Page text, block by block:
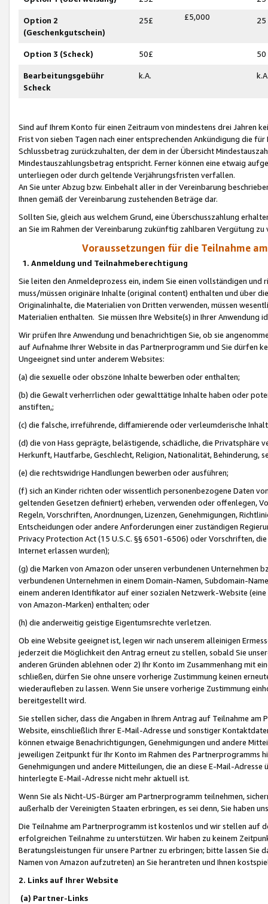
Option 2
(Geschenkgutschein)
25£ £5,000 25
Option 3 (Scheck) 50£ 50
Bearbeitungsgebühr
Scheck
k.A.
Sind auf Ihrem Konto für einen Zeitraum von mindestens drei Jahren
Frist von sieben Tagen nach einer entsprechenden Ankündigung die
Schlussbetrag zurückzuhalten, der dem in der Übersicht
Mindestauszahlungsbetrag entspricht. Ferner können eine etwaig
unterliegen oder durch geltende Verjährungsfristen verfallen.
An Sie unter Abzug bzw. Einbehalt aller in der Vereinbarung
Ihnen gemäß der Vereinbarung zustehenden Beträge dar.
Sollten Sie, gleich aus welchem Grund, eine Überschusszahlung
an Sie im Rahmen der Vereinbarung zukünftig zahlbaren Vergütung zu
Voraussetzungen für die Teilnahme
1. Anmeldung und Teilnahmeberechtigung
Sie leiten den Anmeldeprozess ein, indem Sie einen vollständigen
muss/müssen originäre Inhalte (original content) enthalten und über
Originalinhalte, die Materialien von Dritten verwenden, müssen
Materialien enthalten. Sie müssen Ihre Website(s) in Ihrer Anwendung
Wir prüfen Ihre Anwendung und benachrichtigen Sie, ob sie
auf Aufnahme Ihrer Website in das Partnerprogramm und Sie dürfen
Ungeeignet sind unter anderem Websites:
(a) die sexuelle oder obszöne Inhalte bewerben oder enthalten;
(b) die Gewalt verherrlichen oder gewalttätige Inhalte haben oder
anstiften,;
(c) die falsche, irreführende, diffamierende oder verleumderische
(d) die von Hass geprägte, belästigende, schädliche, die Privatsphäre
Herkunft, Hautfarbe, Geschlecht, Religion, Nationalität, Behinderung,
(e) die rechtswidrige Handlungen bewerben oder ausführen;
(f) sich an Kinder richten oder wissentlich personenbezogene Daten
geltenden Gesetzen definiert) erheben, verwenden oder offenlegen,
Regeln, Vorschriften, Anordnungen, Lizenzen, Genehmigungen,
Entscheidungen oder andere Anforderungen einer zuständigen
Privacy Protection Act (15 U.S.C. §§ 6501-6506) oder Vorschriften,
Internet erlassen wurden);
(g) die Marken von Amazon oder unseren verbundenen Unternehmen
verbundenen Unternehmen in einem Domain-Namen, Subdomain-
einem anderen Identifikator auf einer sozialen Netzwerk-Website
von Amazon-Marken) enthalten; oder
(h) die anderweitig geistige Eigentumsrechte verletzen.
Ob eine Website geeignet ist, legen wir nach unserem alleinigen
jederzeit die Möglichkeit den Antrag erneut zu stellen, sobald Sie
anderen Gründen ablehnen oder 2) Ihr Konto im Zusammenhang mit
schließen, dürfen Sie ohne unsere vorherige Zustimmung keinen
wiederaufleben zu lassen. Wenn Sie unsere vorherige Zustimmung
bereitgestellt wird.
Sie stellen sicher, dass die Angaben in Ihrem Antrag auf Teilnahme
Website, einschließlich Ihrer E-Mail-Adresse und sonstiger
können etwaige Benachrichtigungen, Genehmigungen und andere
jeweiligen Zeitpunkt für Ihr Konto im Rahmen des Partnerprogramms
Genehmigungen und andere Mitteilungen, die an diese E-Mail-
hinterlegte E-Mail-Adresse nicht mehr aktuell ist.
Wenn Sie als Nicht-US-Bürger am Partnerprogramm teilnehmen,
außerhalb der Vereinigten Staaten erbringen, es sei denn, Sie haben
Die Teilnahme am Partnerprogramm ist kostenlos und wir stellen auf
erfolgreichen Teilnahme zu unterstützen. Wir haben zu keinem
Beratungsleistungen für unsere Partner zu erbringen; bitte lassen Sie
Namen von Amazon aufzutreten) an Sie herantreten und Ihnen
2. Links auf Ihrer Website
(a) Partner-Links